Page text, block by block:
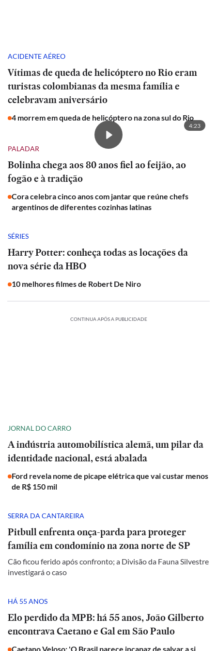
ACIDENTE AÉREO
Vítimas de queda de helicóptero no Rio eram
turistas colombianas da mesma família e
celebravam aniversário
4 morrem em queda de helicóptero na zona sul do Rio
4:23
PALADAR
Bolinha chega aos 80 anos fiel ao feijão, ao
fogão e à tradição
Cora celebra cinco anos com jantar que reúne chefs
argentinos de diferentes cozinhas latinas
SÉRIES
Harry Potter: conheça todas as locações da
nova série da HBO
10 melhores filmes de Robert De Niro
CONTINUA APÓS A PUBLICIDADE
JORNAL DO CARRO
A indústria automobilística alemã, um pilar da
identidade nacional, está abalada
Ford revela nome de picape elétrica que vai custar menos
de R$ 150 mil
SERRA DA CANTAREIRA
Pitbull enfrenta onça-parda para proteger
família em condomínio na zona norte de SP
Cão ficou ferido após confronto; a Divisão da Fauna Silvestre
investigará o caso
HÁ 55 ANOS
Elo perdido da MPB: há 55 anos, João Gilberto
encontrava Caetano e Gal em São Paulo
Caetano Veloso: 'O Brasil parece incapaz de salvar a si